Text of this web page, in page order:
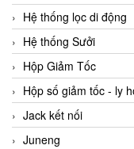
Hệ thống lọc di động
Hệ thống Sưởi
Hộp Giảm Tốc
Hộp số giảm tốc - ly
Jack kết nối
Juneng